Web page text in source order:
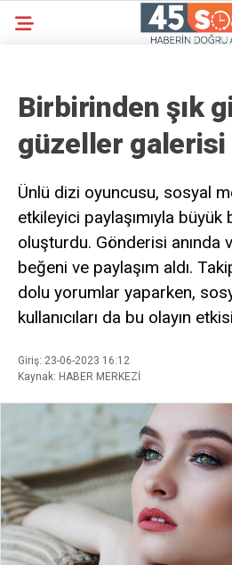
Birbirinden şık
güzeller galerisi
Ünlü dizi oyuncusu, sosyal
etkileyici paylaşımıyla büyük
oluşturdu. Gönderisi anında
beğeni ve paylaşım aldı.
dolu yorumlar yaparken,
kullanıcıları da bu olayın
Giriş: 23-06-2023 16:12
Kaynak: HABER MERKEZİ